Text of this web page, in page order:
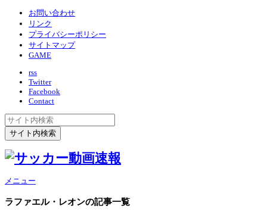
お問い合わせ
リンク
プライバシーポリシー
サイトマップ
GAME
rss
Twitter
Facebook
Contact
メニュー
ラファエル・レオンの記事一覧